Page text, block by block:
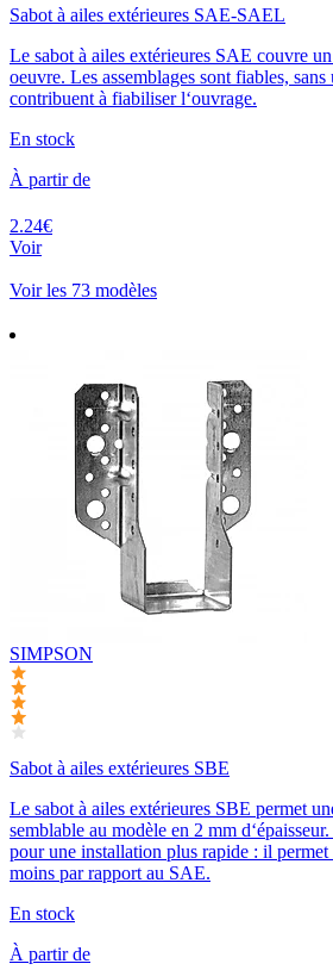
Sabot à ailes extérieures SAE-SAEL
Le sabot à ailes extérieures SAE couvre
oeuvre. Les assemblages sont fiables,
contribuent à fiabiliser l‘ouvrage.
En stock
À partir de
2.24€
Voir
Voir les 73 modèles
SIMPSON
Sabot à ailes extérieures SBE
Le sabot à ailes extérieures SBE permet
semblable au modèle en 2 mm
pour une installation plus rapide : il permet
moins par rapport au SAE.
En stock
À partir de